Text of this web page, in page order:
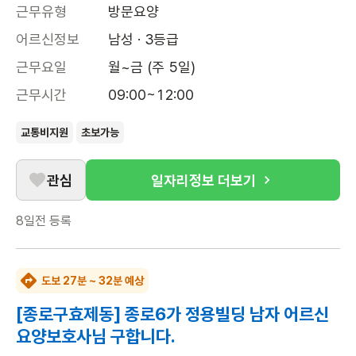
근무유형
방문요양
어르신정보
남성 · 3등급
근무요일
월~금 (주 5일)
근무시간
09:00~12:00
교통비지원 초보가능
관심 일자리정보 더보기
8일전 등록
도보 27분 ~ 32분 예상
[종로구효제동] 종로6가 정용빌딩 남자 어르신
요양보호사님 구합니다.